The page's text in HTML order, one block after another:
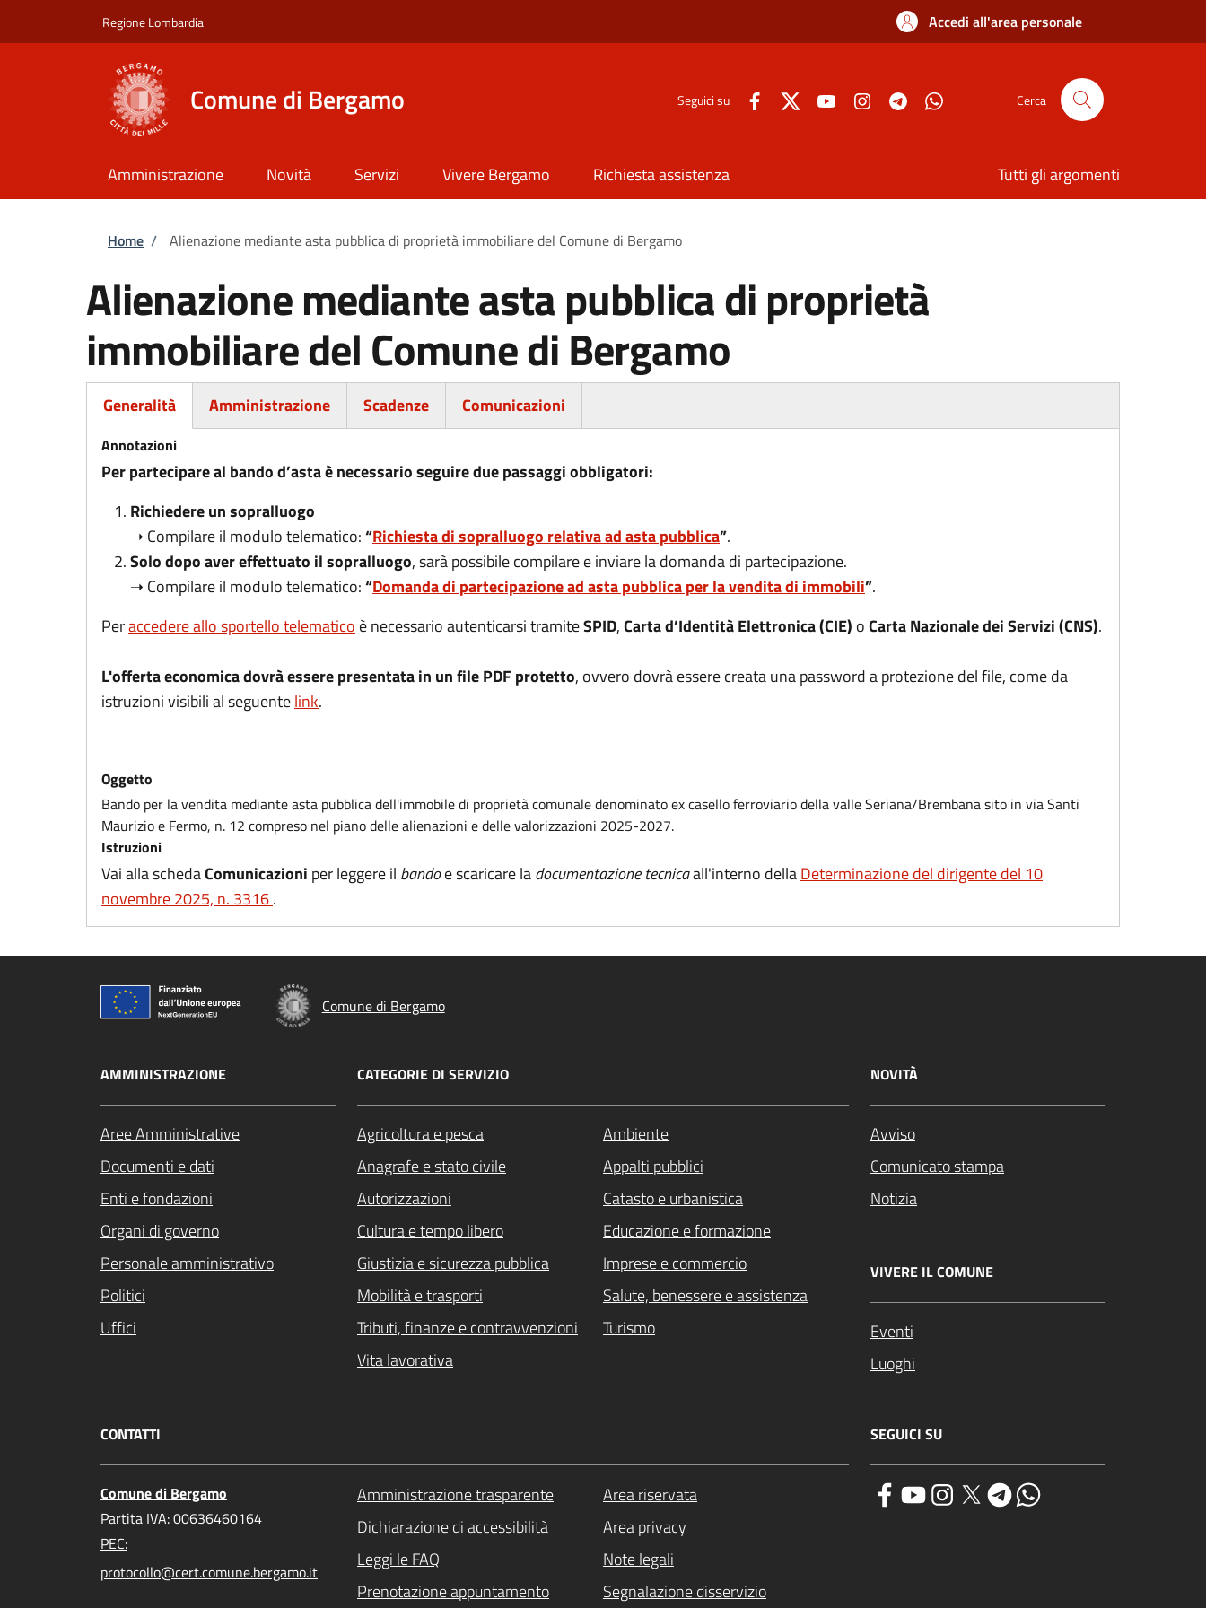
Regione Lombardia Accedi all'area personale
Comune di Bergamo Seguici su Cerca
Amministrazione Novità Servizi Vivere Bergamo Richiesta assistenza Tutti gli argomenti
Briciole di pane
Home / Alienazione mediante asta pubblica di proprietà immobiliare del Comune di Bergamo
Alienazione mediante asta pubblica di proprietà
immobiliare del Comune di Bergamo
Generalità
(scheda attiva)
Amministrazione Scadenze Comunicazioni
Annotazioni
Per partecipare al bando d’asta è necessario seguire due passaggi obbligatori:
Richiedere un sopralluogo
➝ Compilare il modulo telematico:“Richiesta di sopralluogo relativa ad asta pubblica”.
Solo dopo aver effettuato il sopralluogo, sarà possibile compilare e inviare la domanda di partecipazione.
➝ Compilare il modulo telematico:“Domanda di partecipazione ad asta pubblica per la vendita di immobili”.
Peraccedere allo sportello telematico è necessario autenticarsi tramiteSPID,Carta d’Identità Elettronica (CIE) oCarta Nazionale dei Servizi (CNS).
L'offerta economica dovrà essere presentata in un file PDF protetto, ovvero dovrà essere creata una password a protezione del file, come da
istruzioni visibili al seguentelink.
Oggetto
Bando per la vendita mediante asta pubblica dell'immobile di proprietà comunale denominato ex casello ferroviario della valle Seriana/Brembana sito in via Santi
Maurizio e Fermo, n. 12 compreso nel piano delle alienazioni e delle valorizzazioni 2025-2027.
Istruzioni
Vai alla schedaComunicazioni per leggere il bandoe scaricare ladocumentazione tecnicaall'interno dellaDeterminazione del dirigente del 10
novembre 2025, n. 3316.
Comune di Bergamo
AMMINISTRAZIONE
Aree Amministrative
Documenti e dati
Enti e fondazioni
Organi di governo
Personale amministrativo
Politici
Uffici
CATEGORIE DI SERVIZIO
Agricoltura e pesca
Ambiente
Anagrafe e stato civile
Appalti pubblici
Autorizzazioni
Catasto e urbanistica
Cultura e tempo libero
Educazione e formazione
Giustizia e sicurezza pubblica
Imprese e commercio
Mobilità e trasporti
Salute, benessere e assistenza
Tributi, finanze e contravvenzioni
Turismo
Vita lavorativa
NOVITÀ
Avviso
Comunicato stampa
Notizia
VIVERE IL COMUNE
Eventi
Luoghi
CONTATTI
Comune di Bergamo
Partita IVA: 00636460164
PEC:
protocollo@cert.comune.bergamo.it
Amministrazione trasparente
Area riservata
Dichiarazione di accessibilità
Area privacy
Leggi le FAQ
Note legali
Prenotazione appuntamento
Segnalazione disservizio
SEGUICI SU